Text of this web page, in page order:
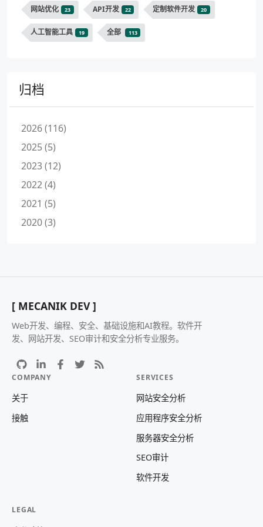
网站优化 23 API开发 22 定制软件开发 20
人工智能工具 19 全部 113
归档
2026 (116)
2025 (5)
2023 (12)
2022 (4)
2021 (5)
2020 (3)
[ MECANIK DEV ]
Web开发、编程、安全、基础设施和AI教程。软件开
发、网站开发、SEO审计和安全分析专业服务。
COMPANY
关于
接触
SERVICES
网站安全分析
应用程序安全分析
服务器安全分析
SEO审计
软件开发
LEGAL